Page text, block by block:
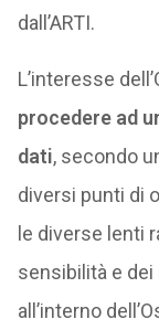
dall’ARTI.
L’interesse
procedere ad
dati, secondo
diversi punti di
le diverse lenti
sensibilità e
all’interno